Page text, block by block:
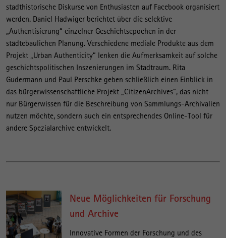
stadthistorische Diskurse von Enthusiasten auf Facebook organisiert
werden. Daniel Hadwiger berichtet über die selektive
„Authentisierung“ einzelner Geschichtsepochen in der
städtebaulichen Planung. Verschiedene mediale Produkte aus dem
Projekt „Urban Authenticity“ lenken die Aufmerksamkeit auf solche
geschichtspolitischen Inszenierungen im Stadtraum. Rita
Gudermann und Paul Perschke geben schließlich einen Einblick in
das bürgerwissenschaftliche Projekt „CitizenArchives“, das nicht
nur Bürgerwissen für die Beschreibung von Sammlungs-Archivalien
nutzen möchte, sondern auch ein entsprechendes Online-Tool für
andere Spezialarchive entwickelt.
Neue Möglichkeiten für Forschung
und Archive
Innovative Formen der Forschung und des